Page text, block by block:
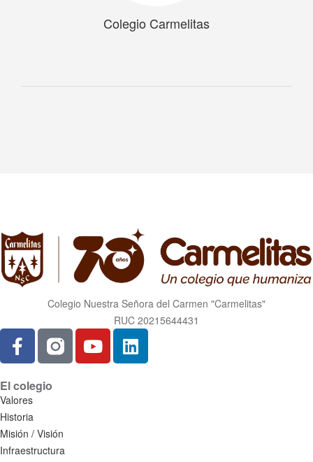
Colegio Carmelitas
Colegio Nuestra Señora del Carmen "Carmelitas"
RUC 20215644431
El colegio
Valores
Historia
Misión / Visión
Infraestructura